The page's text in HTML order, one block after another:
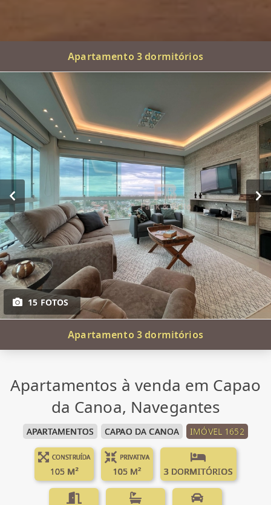
Apartamento 3 dormitórios
15 FOTOS
Apartamento 3 dormitórios
Apartamentos à venda em Capao
da Canoa, Navegantes
APARTAMENTOS CAPAO DA CANOA IMÓVEL 1652
CONSTRUÍDA
105 M²
PRIVATIVA
105 M² 3 DORMITÓRIOS